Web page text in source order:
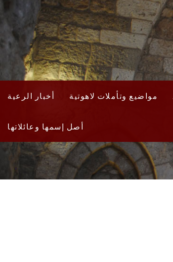
أخبار الرعية مواضيع وتأملات لاهوتية
أصل إسمها وعائلاتها